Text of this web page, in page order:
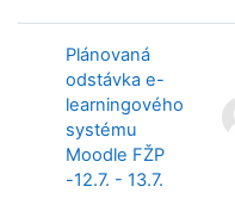
Plánovaná
odstávka e-
learningového
systému
Moodle FŽP
-12.7. - 13.7.